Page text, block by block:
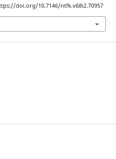
doi.org/10.7146/ntfk.v68i2.70957